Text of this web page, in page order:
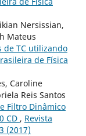
Nersissian,
Mateus
de TC utilizando
de Física
Caroline
Reis Santos
Filtro Dinâmico
CD , Revista
(2017)